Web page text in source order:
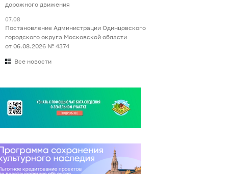
дорожного движения
07.08
Постановление Администрации Одинцовского
городского округа Московской области
от 06.08.2026 № 4374
Все новости